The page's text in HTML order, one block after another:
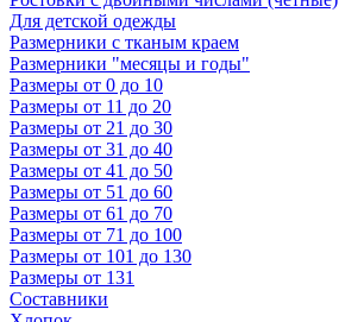
Для детской одежды
Размерники с тканым краем
Размерники "месяцы и годы"
Размеры от 0 до 10
Размеры от 11 до 20
Размеры от 21 до 30
Размеры от 31 до 40
Размеры от 41 до 50
Размеры от 51 до 60
Размеры от 61 до 70
Размеры от 71 до 100
Размеры от 101 до 130
Размеры от 131
Составники